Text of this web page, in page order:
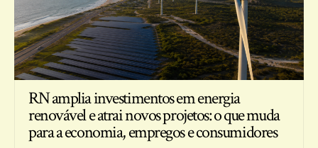
RN amplia investimentos em energia
renovável e atrai novos projetos: o que muda
para a economia, empregos e consumidores